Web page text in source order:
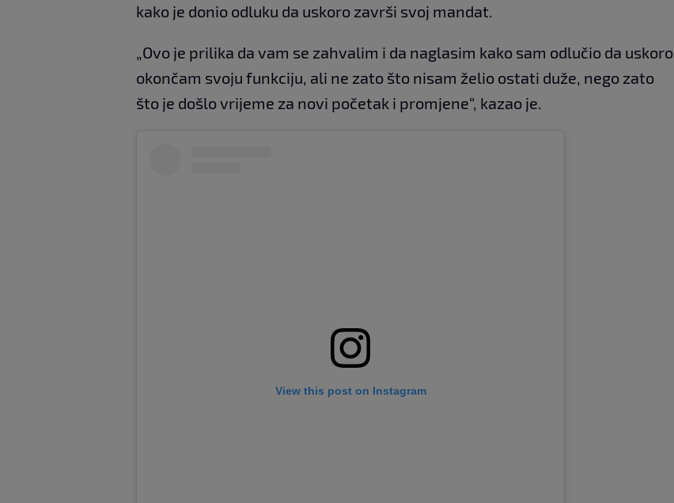
kako je donio odluku da uskoro završi svoj mandat.
„Ovo je prilika da vam se zahvalim i da naglasim kako sam odlučio da uskoro
okončam svoju funkciju, ali ne zato što nisam želio ostati duže, nego zato
što je došlo vrijeme za novi početak i promjene“, kazao je.
View this post on Instagram